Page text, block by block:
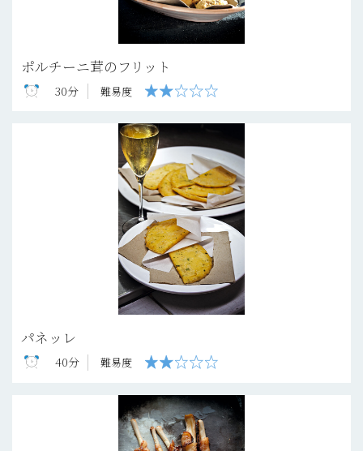
ポルチーニ茸のフリット
30分 難易度
パネッレ
40分 難易度